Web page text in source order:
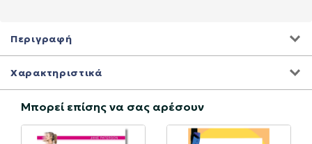
Περιγραφή
Χαρακτηριστικά
Μπορεί επίσης να σας αρέσουν